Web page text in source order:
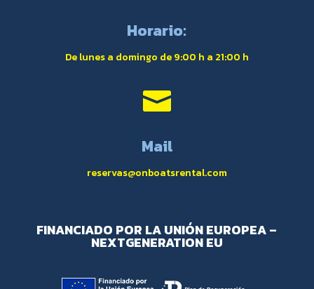
Horario:
De lunes a domingo de 9:00 h a 21:00 h

Mail
reservas@onboatsrental.com
FINANCIADO POR LA UNIÓN EUROPEA –
NEXTGENERATION EU